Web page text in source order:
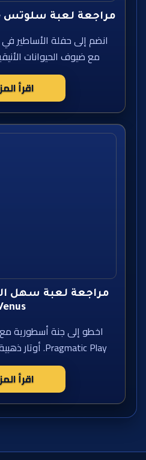
مراجعة لعبة سلوتس Midas Hype House
انضم إلى حفلة الأساطير
مع ضيوف الحيوانات
اقرأ
Pragmatic Play. أوتار ذهبية، أصداف لؤلؤ، وسماء
اقرأ